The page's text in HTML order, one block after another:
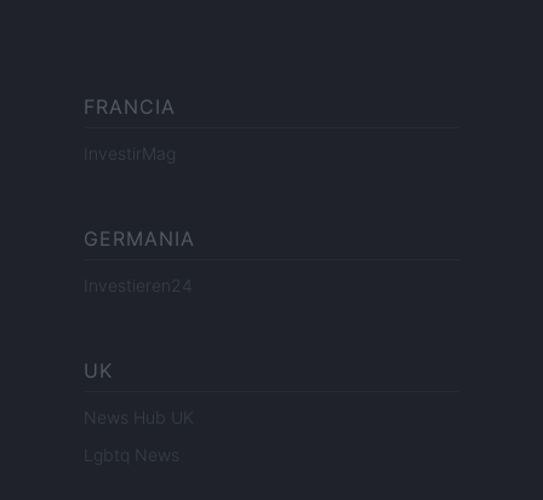
FRANCIA
InvestirMag
GERMANIA
Investieren24
UK
News Hub UK
Lgbtq News